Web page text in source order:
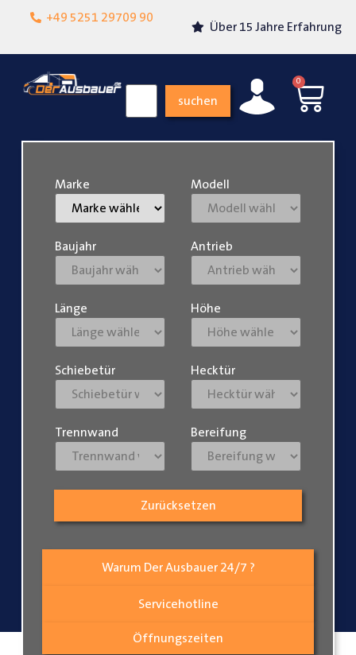
+49 5251 29709 90
Lokalgeschäft in
Über 15 Jahre Erfahrung
suchen
0
Warum Der Ausbauer 24/7 ?
Servicehotline
Öffnungszeiten
Marke Modell
Baujahr Antrieb
Länge Höhe
Schiebetür Hecktür
Trennwand Bereifung
Zurücksetzen